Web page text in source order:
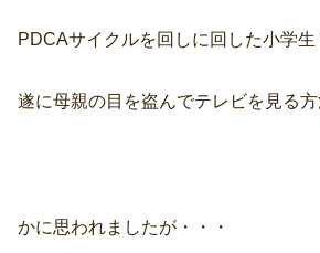
PDCAサイクルを回しに回した小学生
遂に母親の目を盗んでテレビを見る方
かに思われましたが・・・